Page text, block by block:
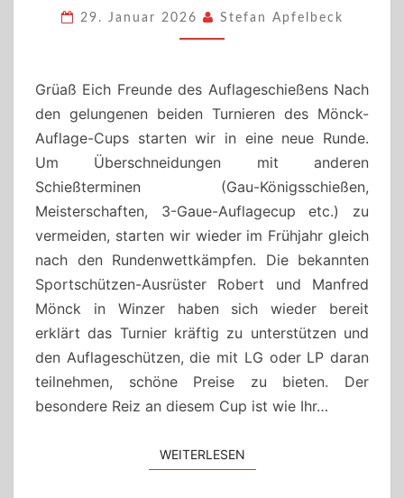
MÖNCK-
AUFLAGE-
29. Januar 2026 Stefan Apfelbeck
Grüaß Eich Freunde des Auflageschießens Nach
den gelungenen beiden Turnieren des Mönck-
Auflage-Cups starten wir in eine neue Runde.
Um Überschneidungen mit anderen
Schießterminen (Gau-Königsschießen,
Meisterschaften, 3-Gaue-Auflagecup etc.) zu
vermeiden, starten wir wieder im Frühjahr gleich
nach den Rundenwettkämpfen. Die bekannten
Sportschützen-Ausrüster Robert und Manfred
Mönck in Winzer haben sich wieder bereit
erklärt das Turnier kräftig zu unterstützen und
den Auflageschützen, die mit LG oder LP daran
teilnehmen, schöne Preise zu bieten. Der
besondere Reiz an diesem Cup ist wie Ihr…
WEITERLESENWEITERLESEN